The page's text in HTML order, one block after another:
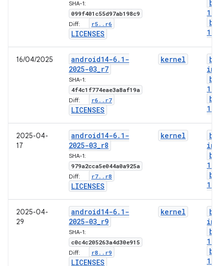
SHA-1:
099f401c55d97ab198c9
Diff: r5 . . r6
LICENSES
1-
1-
16/04/2025 android14-6. 1-
2025-03_r7
SHA-1:
4f4c1f774eae3a8af19a
Diff: r6 . . r7
LICENSES
kernel
img
1-
1-
2025-04-
17
android14-6. 1-
2025-03_r8
SHA-1:
979a2cca5e044a0a925a
Diff: r7. . r8
LICENSES
kernel
img
1-
1-
2025-04-
29
android14-6. 1-
2025-03_r9
SHA-1:
c0c4c205263a4d30e915
Diff: r8 . . r9
LICENSES
kernel
img
1-
1-